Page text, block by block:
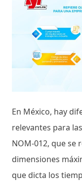
En México, hay
relevantes para
NOM-012, que se
dimensiones
que dicta los